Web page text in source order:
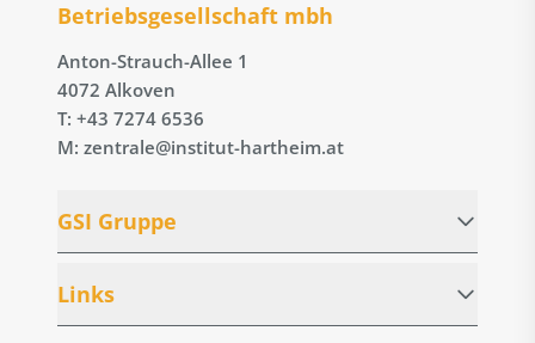
Betriebs­gesellschaft mbh
Anton-Strauch-Allee 1
4072 Alkoven
T: +43 7274 6536
M: zentrale@institut-hartheim.at
GSI Gruppe
Links